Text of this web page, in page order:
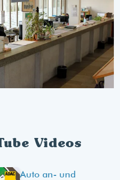
Videos
Auto an- und